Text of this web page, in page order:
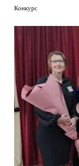
Конкурс